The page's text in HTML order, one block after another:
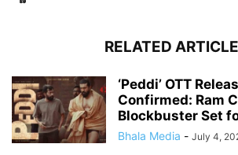
RELATED
‘Peddi’ OTT
Confirmed: Ram
Blockbuster Set
Bhala Media - July 4,